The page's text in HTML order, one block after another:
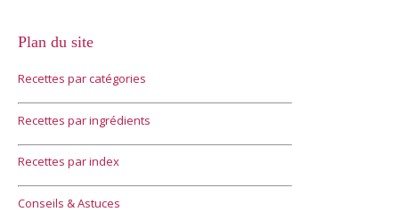
Plan du site
Recettes par catégories
Recettes par ingrédients
Recettes par index
Conseils & Astuces